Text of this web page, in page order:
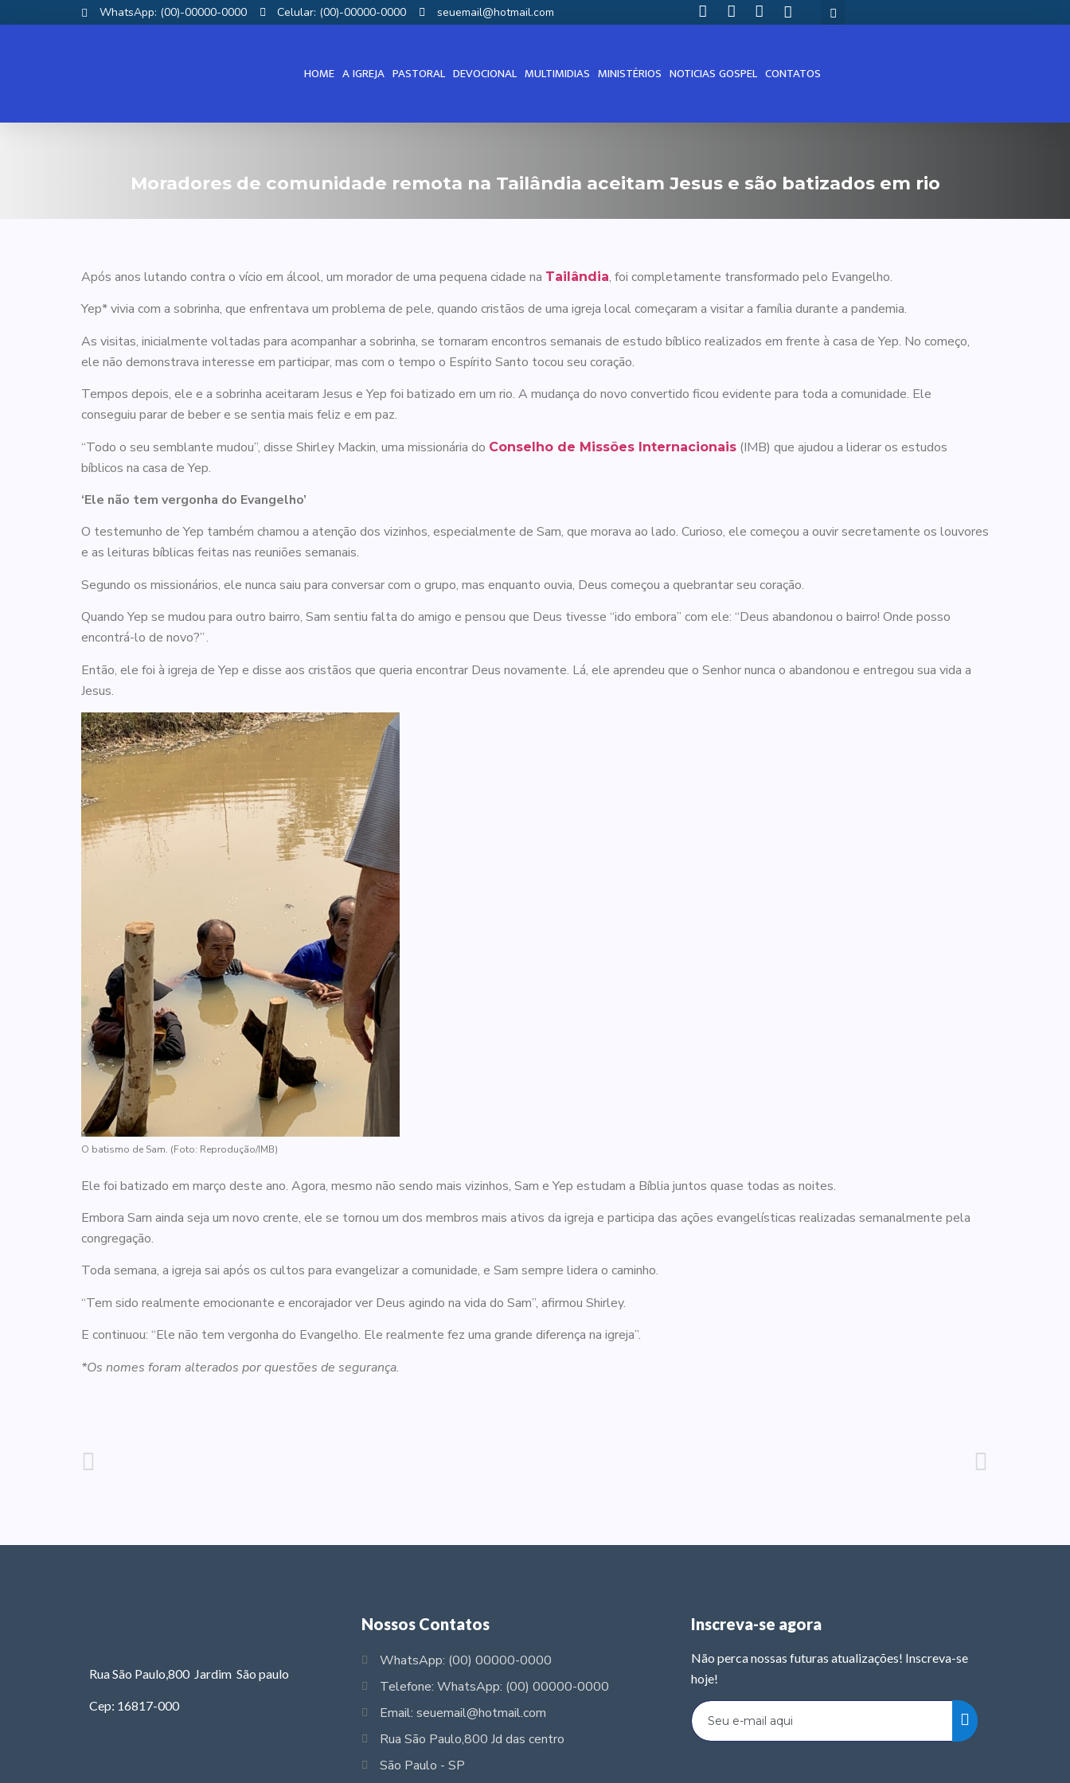
WhatsApp: (00)-00000-0000 Celular: (00)-00000-0000 seuemail@hotmail.com
HOME A IGREJA PASTORAL DEVOCIONAL MULTIMIDIAS MINISTÉRIOS NOTICIAS GOSPEL CONTATOS
Moradores de comunidade remota na Tailândia aceitam Jesus e são batizados em rio
Após anos lutando contra o vício em álcool, um morador de uma pequena cidade na Tailândia, foi completamente transformado pelo Evangelho.
Yep* vivia com a sobrinha, que enfrentava um problema de pele, quando cristãos de uma igreja local começaram a visitar a família durante a pandemia.
As visitas, inicialmente voltadas para acompanhar a sobrinha, se tornaram encontros semanais de estudo bíblico realizados em frente à casa de Yep. No começo,
ele não demonstrava interesse em participar, mas com o tempo o Espírito Santo tocou seu coração.
Tempos depois, ele e a sobrinha aceitaram Jesus e Yep foi batizado em um rio. A mudança do novo convertido ficou evidente para toda a comunidade. Ele
conseguiu parar de beber e se sentia mais feliz e em paz.
“Todo o seu semblante mudou”, disse Shirley Mackin, uma missionária do Conselho de Missões Internacionais (IMB) que ajudou a liderar os estudos
bíblicos na casa de Yep.
‘Ele não tem vergonha do Evangelho’
O testemunho de Yep também chamou a atenção dos vizinhos, especialmente de Sam, que morava ao lado. Curioso, ele começou a ouvir secretamente os louvores
e as leituras bíblicas feitas nas reuniões semanais.
Segundo os missionários, ele nunca saiu para conversar com o grupo, mas enquanto ouvia, Deus começou a quebrantar seu coração.
Quando Yep se mudou para outro bairro, Sam sentiu falta do amigo e pensou que Deus tivesse “ido embora” com ele: “Deus abandonou o bairro! Onde posso
encontrá-lo de novo?” .
Então, ele foi à igreja de Yep e disse aos cristãos que queria encontrar Deus novamente. Lá, ele aprendeu que o Senhor nunca o abandonou e entregou sua vida a
Jesus.
O batismo de Sam. (Foto: Reprodução/IMB)
Ele foi batizado em março deste ano. Agora, mesmo não sendo mais vizinhos, Sam e Yep estudam a Bíblia juntos quase todas as noites.
Embora Sam ainda seja um novo crente, ele se tornou um dos membros mais ativos da igreja e participa das ações evangelísticas realizadas semanalmente pela
congregação.
Toda semana, a igreja sai após os cultos para evangelizar a comunidade, e Sam sempre lidera o caminho.
“Tem sido realmente emocionante e encorajador ver Deus agindo na vida do Sam”, afirmou Shirley.
E continuou: “Ele não tem vergonha do Evangelho. Ele realmente fez uma grande diferença na igreja”.
*Os nomes foram alterados por questões de segurança.
Rua São Paulo,800 Jardim São paulo
Cep: 16817-000
Nossos Contatos
WhatsApp: (00) 00000-0000
Telefone: WhatsApp: (00) 00000-0000
Email: seuemail@hotmail.com
Rua São Paulo,800 Jd das centro
São Paulo - SP
Inscreva-se agora
Não perca nossas futuras atualizações! Inscreva-se
hoje!